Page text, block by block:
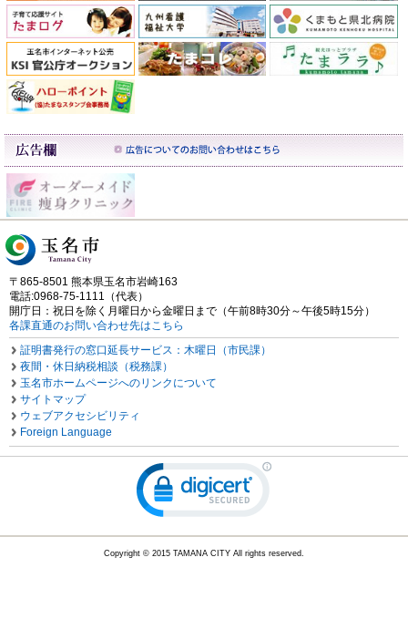
〒865-8501 熊本県玉名市岩崎163
電話:0968-75-1111（代表）
開庁日：祝日を除く月曜日から金曜日まで（午前8時30分～午後5時15分）
各課直通のお問い合わせ先はこちら
証明書発行の窓口延長サービス：木曜日（市民課）
夜間・休日納税相談（税務課）
玉名市ホームページへのリンクについて
サイトマップ
ウェブアクセシビリティ
Foreign Language
Copyright © 2015 TAMANA CITY All rights reserved.